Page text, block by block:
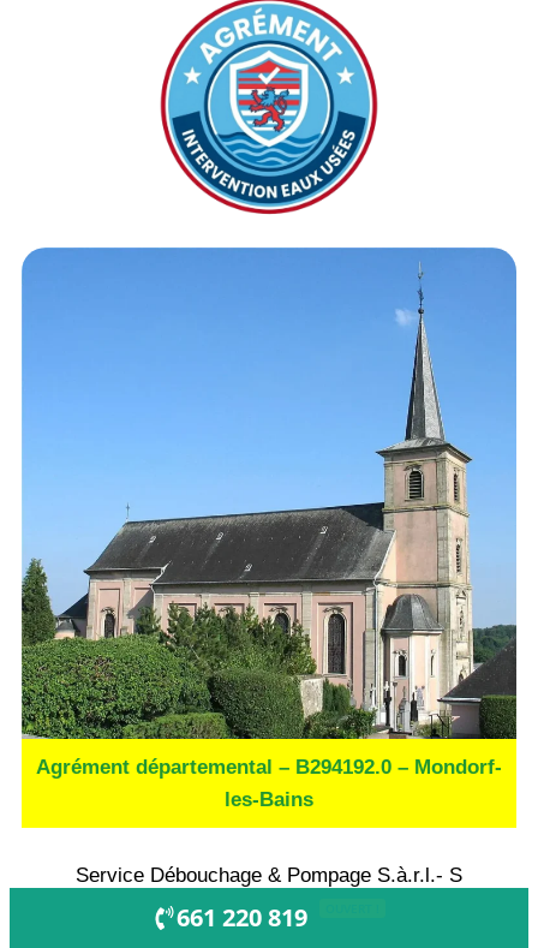
Agrément départemental – B294192.0 – Mondorf-
les-Bains
Service Débouchage & Pompage S.à.r.l.- S
661 220 819